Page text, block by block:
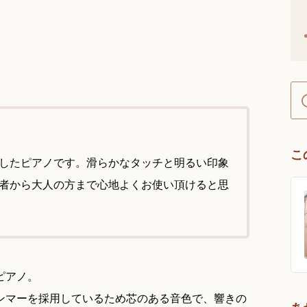
こ
たピアノです。滑らかなタッチと明るい印象
から大人の方まで心地よくお使い頂けると思
ノ。
ーを採用しているため芯のある音色で、響きの